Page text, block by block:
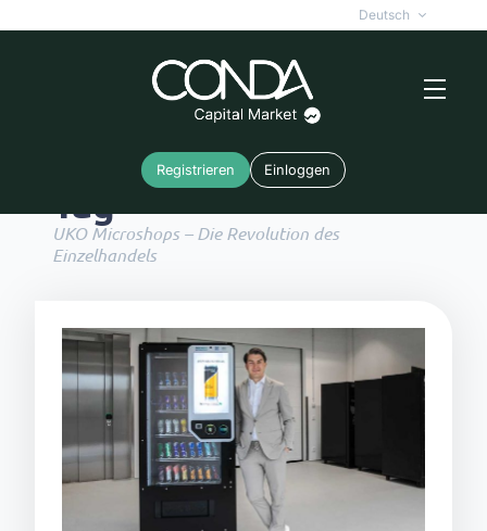
Deutsch
Registrieren Einloggen
Tag
UKO Microshops – Die Revolution des
Einzelhandels